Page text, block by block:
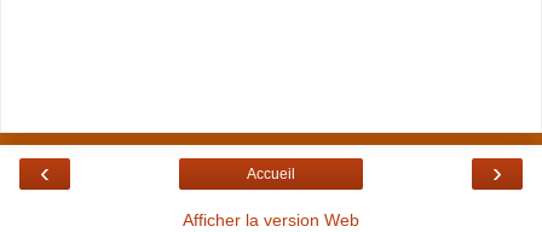
‹ ›
Accueil
Afficher la version Web